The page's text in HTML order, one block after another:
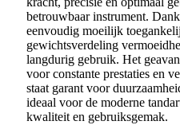
betrouwbaar instrument.
eenvoudig moeilijk
gewichtsverdeling
langdurig gebruik. Het
voor constante prestaties en
staat garant voor
ideaal voor de moderne
kwaliteit en gebruiksgemak.